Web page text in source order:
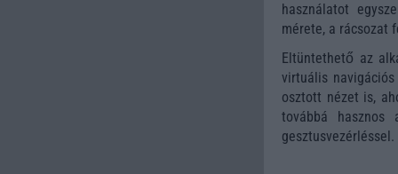
használatot
mérete, a rácsozat
Eltüntethető az
virtuális
osztott nézet is,
továbbá hasznos
gesztusvezérléssel.